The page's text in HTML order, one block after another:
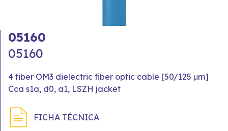
05160
05160
4 fiber OM3 dielectric fiber optic cable [50/125 μm]
Cca s1a, d0, a1, LSZH jacket
FICHA TÉCNICA